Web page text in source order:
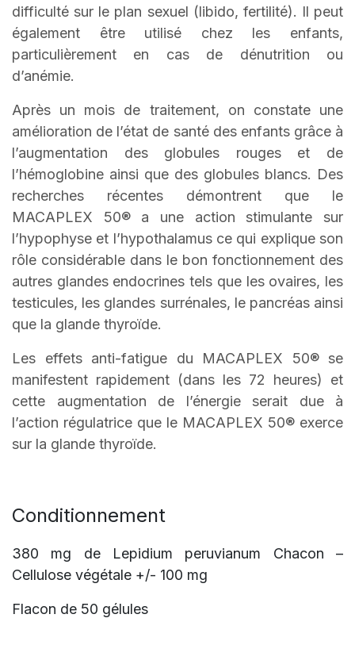
difficulté sur le plan sexuel (libido, fertilité). Il peut
également être utilisé chez les enfants,
particulièrement en cas de dénutrition ou
d’anémie.
Après un mois de traitement, on constate une
amélioration de l’état de santé des enfants grâce à
l’augmentation des globules rouges et de
l’hémoglobine ainsi que des globules blancs. Des
recherches récentes démontrent que le
MACAPLEX 50® a une action stimulante sur
l’hypophyse et l’hypothalamus ce qui explique son
rôle considérable dans le bon fonctionnement des
autres glandes endocrines tels que les ovaires, les
testicules, les glandes surrénales, le pancréas ainsi
que la glande thyroïde.
Les effets anti-fatigue du MACAPLEX 50® se
manifestent rapidement (dans les 72 heures) et
cette augmentation de l’énergie serait due à
l’action régulatrice que le MACAPLEX 50® exerce
sur la glande thyroïde.
Conditionnement
380 mg de Lepidium peruvianum Chacon –
Cellulose végétale +/- 100 mg
Flacon de 50 gélules